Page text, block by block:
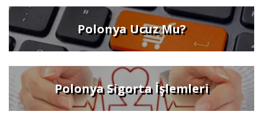
Polonya Ucuz Mu?
Polonya Sigorta İşlemleri